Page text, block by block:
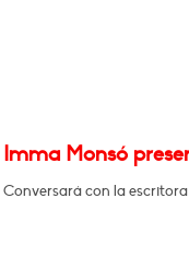
Imma Monsó
Conversará con la